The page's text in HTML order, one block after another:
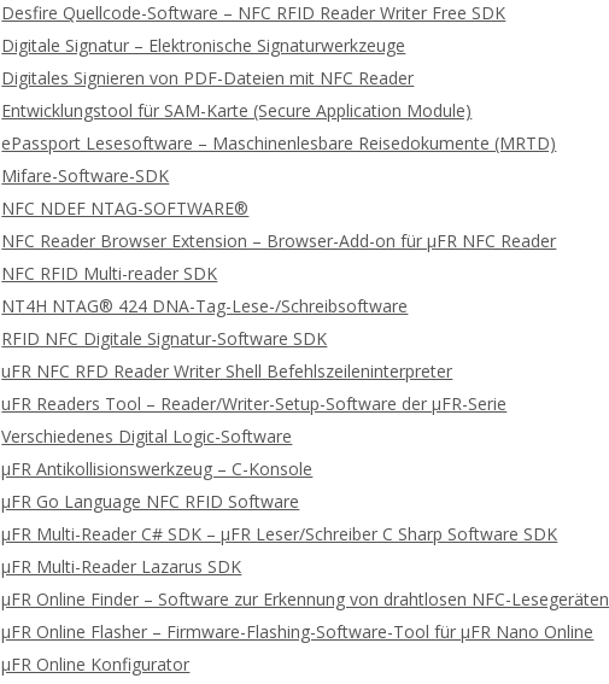
Desfire Quellcode-Software – NFC RFID Reader Writer Free SDK
Digitale Signatur – Elektronische Signaturwerkzeuge
Digitales Signieren von PDF-Dateien mit NFC Reader
Entwicklungstool für SAM-Karte (Secure Application Module)
ePassport Lesesoftware – Maschinenlesbare Reisedokumente (MRTD)
Mifare-Software-SDK
NFC NDEF NTAG-SOFTWARE®
NFC Reader Browser Extension – Browser-Add-on für μFR NFC Reader
NFC RFID Multi-reader SDK
NT4H NTAG® 424 DNA-Tag-Lese-/Schreibsoftware
RFID NFC Digitale Signatur-Software SDK
uFR NFC RFD Reader Writer Shell Befehlszeileninterpreter
uFR Readers Tool – Reader/Writer-Setup-Software der μFR-Serie
Verschiedenes Digital Logic-Software
μFR Antikollisionswerkzeug – C-Konsole
μFR Go Language NFC RFID Software
μFR Multi-Reader C# SDK – μFR Leser/Schreiber C Sharp Software SDK
μFR Multi-Reader Lazarus SDK
μFR Online Finder – Software zur Erkennung von drahtlosen NFC-Lesegeräten
μFR Online Flasher – Firmware-Flashing-Software-Tool für μFR Nano Online
μFR Online Konfigurator